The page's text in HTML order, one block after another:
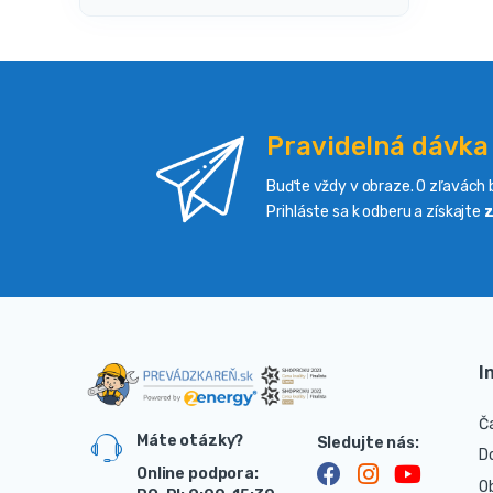
Pravidelná
Buďte vždy v obraze. O zľavách
Prihláste sa k odberu a získajte
Máte otázky?
Online podpora: